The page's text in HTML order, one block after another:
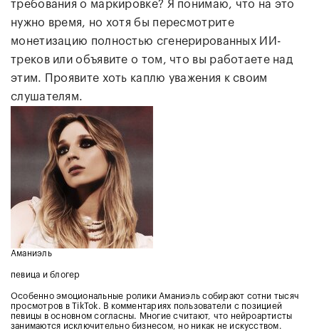
требования о маркировке? Я понимаю, что на это
нужно время, но хотя бы пересмотрите
монетизацию полностью сгенерированных ИИ-
треков или объявите о том, что вы работаете над
этим. Проявите хоть каплю уважения к своим
слушателям.
Аманиэль
певица и блогер
Особенно эмоциональные ролики Аманиэль собирают сотни тысяч
просмотров в TikTok. В комментариях пользователи с позицией
певицы в основном согласны. Многие считают, что нейроартисты
занимаются исключительно бизнесом, но никак не искусством.